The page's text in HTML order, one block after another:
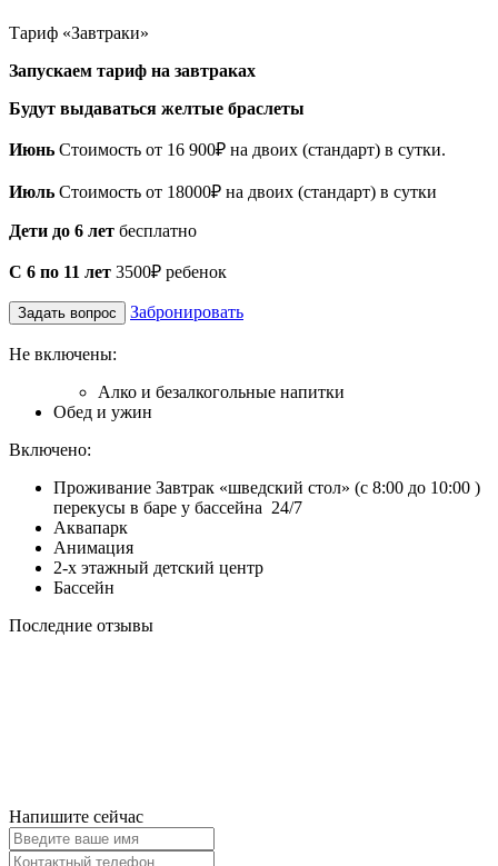
Тариф «Завтраки»
Запускаем тариф на завтраках
Будут выдаваться желтые браслеты
Июнь Стоимость от 16 900₽ на двоих (стандарт) в сутки.
Июль Стоимость от 18000₽ на двоих (стандарт) в сутки
Дети до 6 лет бесплатно
С 6 по 11 лет 3500₽ ребенок
Задать вопрос Забронировать
Не включены:
Алко и безалкогольные напитки
Обед и ужин
Включено:
Проживание Завтрак «шведский стол» (с 8:00 до 10:00 )
перекусы в баре у бассейна 24/7
Аквапарк
Анимация
2-х этажный детский центр
Бассейн
Последние отзывы
Напишите сейчас